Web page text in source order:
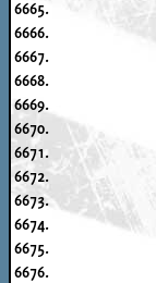
6665.
6666.
6667.
6668.
6669.
6670.
6671.
6672.
6673.
6674.
6675.
6676.